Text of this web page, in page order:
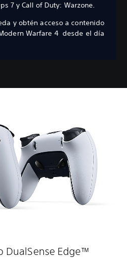
7 y Call of Duty: Warzone.
y obtén acceso a contenido
Warfare 4 desde el día
DualSense Edge™